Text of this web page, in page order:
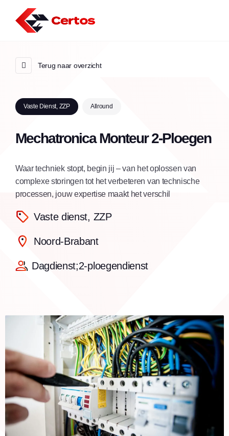
Terug naar overzicht
Vaste Dienst, ZZP Allround
Mechatronica Monteur 2-Ploegen
Waar techniek stopt, begin jij – van het oplossen van
complexe storingen tot het verbeteren van technische
processen, jouw expertise maakt het verschil
Vaste dienst, ZZP
Noord-Brabant
Dagdienst;2-ploegendienst